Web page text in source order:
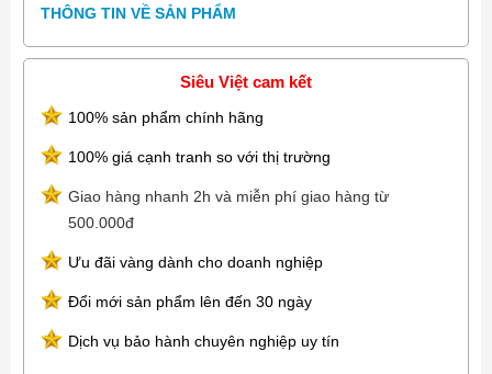
THÔNG TIN VỀ SẢN PHẨM
Siêu Việt cam kết
100% sản phẩm chính hãng
100% giá cạnh tranh so với thị trường
Giao hàng nhanh 2h và miễn phí giao hàng từ
500.000đ
Ưu đãi vàng dành cho doanh nghiệp
Đổi mới sản phẩm lên đến 30 ngày
Dịch vụ bảo hành chuyên nghiệp uy tín